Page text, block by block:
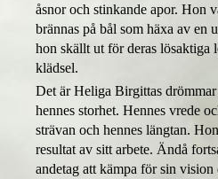
åsnor och stinkande apor. Hon
brännas på bål som häxa av en
hon skällt ut för deras lösaktiga
klädsel.
Det är Heliga Birgittas
hennes storhet. Hennes vrede
strävan och hennes längtan.
resultat av sitt arbete. Ändå
andetag att kämpa för sin